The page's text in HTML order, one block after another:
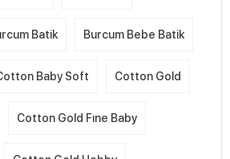
Batik Burcum Bebe Batik
Baby Soft Cotton Gold
Cotton Gold Fıne Baby